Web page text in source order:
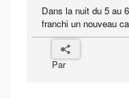
Dans la nuit du 5 au
franchi un nouveau
Par